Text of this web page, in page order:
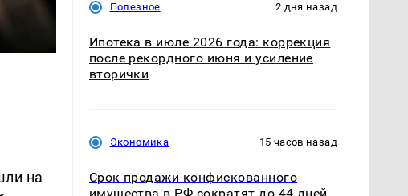
на
Полезное 2 дня назад
Ипотека в июле 2026 года: коррекция
после рекордного июня и усиление
вторички
Экономика 15 часов назад
Срок продажи конфискованного